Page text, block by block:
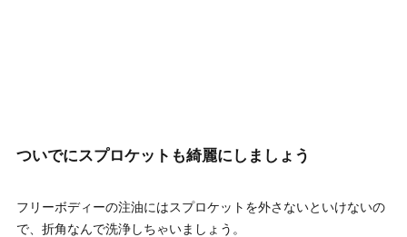
ついでにスプロケットも綺麗にしましょう
フリーボディーの注油にはスプロケットを外さないといけないの
で、折角なんで洗浄しちゃいましょう。